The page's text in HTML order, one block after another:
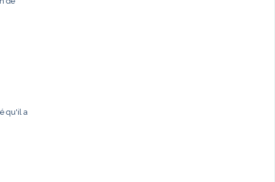
qu'il a